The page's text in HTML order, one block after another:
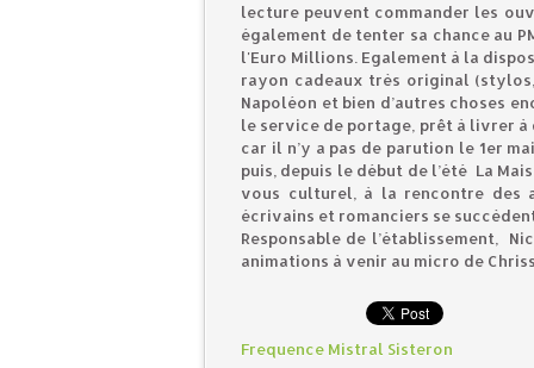
lecture peuvent commander les
également de tenter sa chance au
l'Euro Millions. Egalement à la
rayon cadeaux très original
Napoléon et bien d’autres choses
le service de portage, prêt à livrer
car il n’y a pas de parution le 1er
puis, depuis le début de l’été La
vous culturel, à la rencontre des
écrivains et romanciers se
Responsable de l’établissement,
animations à venir au micro de
Frequence Mistral Sisteron